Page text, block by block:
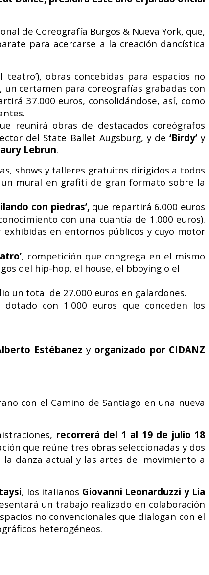
de Coreografía Burgos & Nueva York, que,
para acercarse a la creación dancística
teatro’), obras concebidas para espacios no
un certamen para coreografías grabadas con
37.000 euros, consolidándose, así, como
reunirá obras de destacados coreógrafos
del State Ballet Augsburg, y de ‘Birdy’y
Lebrun.
shows y talleres gratuitos dirigidos a todos
mural en grafiti de gran formato sobre la
con piedras’, que repartirá 6.000 euros
con una cuantía de 1.000 euros).
exhibidas en entornos públicos y cuyo motor
, competición que congrega en el mismo
del hip-hop, el house, el bboying o el
un total de 27.000 euros en galardones.
con 1.000 euros que conceden los
Estébanez y organizado por CIDANZ
con el Camino de Santiago en una nueva
recorrerá del 1 al 19 de julio 18
que reúne tres obras seleccionadas y dos
danza actual y las artes del movimiento a
, los italianos Giovanni Leonarduzzi y Lia
un trabajo realizado en colaboración
no convencionales que dialogan con el
heterogéneos.